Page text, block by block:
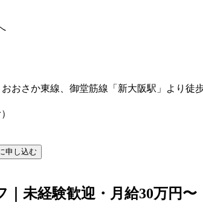
おさか東線、御堂筋線「新大阪駅」より徒
申し込む
｜未経験歓迎・月給30万円